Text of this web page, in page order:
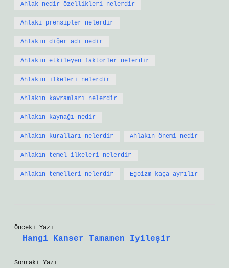
Ahlak nedir özellikleri nelerdir
Ahlaki prensipler nelerdir
Ahlakın diğer adı nedir
Ahlakın etkileyen faktörler nelerdir
Ahlakın ilkeleri nelerdir
Ahlakın kavramları nelerdir
Ahlakın kaynağı nedir
Ahlakın kuralları nelerdir Ahlakın önemi nedir
Ahlakın temel ilkeleri nelerdir
Ahlakın temelleri nelerdir Egoizm kaça ayrılır
Önceki Yazı
Hangi Kanser Tamamen Iyileşir
Sonraki Yazı